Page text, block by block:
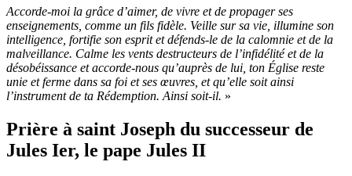
Accorde-moi la grâce d’aimer, de vivre et de propager ses
enseignements, comme un fils fidèle. Veille sur sa vie, illumine son
intelligence, fortifie son esprit et défends-le de la calomnie et de la
malveillance. Calme les vents destructeurs de l’infidélité et de la
désobéissance et accorde-nous qu’auprès de lui, ton Église reste
unie et ferme dans sa foi et ses œuvres, et qu’elle soit ainsi
l’instrument de ta Rédemption. Ainsi soit-il. »
Prière à saint Joseph du successeur de
Jules Ier, le pape Jules II